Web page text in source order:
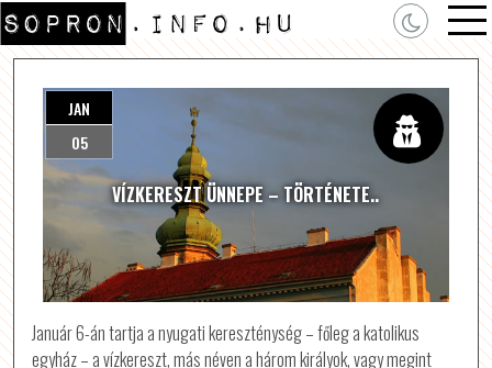
VÍZKERESZT ÜNNEPE – TÖRTÉNETE..
JAN
05
Január 6-án tartja a nyugati kereszténység – főleg a katolikus
egyház – a vízkereszt, más néven a három királyok, vagy megint